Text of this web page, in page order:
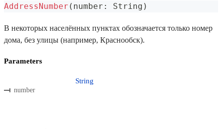
AddressNumber ( number : String )
В некоторых населённых пунктах обозначается только номер
дома, без улицы (например, Краснообск).
Parameters
number
String